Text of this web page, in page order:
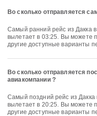
Во сколько отправляется
Самый ранний рейс из Дакка в Доха авиакомпании Qatar Airways
вылетает в 03:25. Вы можете
другие доступные варианты
Во сколько отправляется
авиакомпании ?
Самый поздний рейс из Дакка в Доха авиакомпании US-Bangla Airlines
вылетает в 20:25. Вы можете
другие доступные варианты